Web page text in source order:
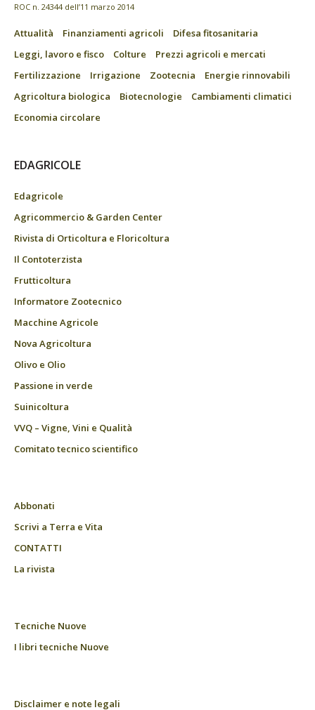
ROC n. 24344 dell’11 marzo 2014
Attualità Finanziamenti agricoli
Difesa fitosanitaria
Leggi, lavoro e fisco
Colture
Prezzi agricoli e mercati
Fertilizzazione
Irrigazione Zootecnia
Energie rinnovabili
Agricoltura biologica
Biotecnologie
Cambiamenti climatici
Economia circolare
EDAGRICOLE
Edagricole
Agricommercio & Garden Center
Rivista di Orticoltura e Floricoltura
Il Contoterzista
Frutticoltura
Informatore Zootecnico
Macchine Agricole
Nova Agricoltura
Olivo e Olio
Passione in verde
Suinicoltura
VVQ – Vigne, Vini e Qualità
Comitato tecnico scientifico
Abbonati
Scrivi a Terra e Vita
CONTATTI
La rivista
Tecniche Nuove
I libri tecniche Nuove
Disclaimer e note legali